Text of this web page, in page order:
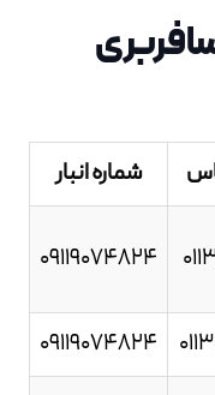
شماره انبار
09119074824
09119074824